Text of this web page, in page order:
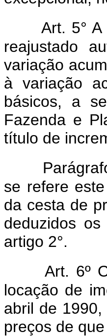
Art. 5°
reajustado
variação
à variação
básicos, a
Fazenda e
título de
se refere
da cesta de
deduzidos
artigo 2°.
Art. 6º
locação de
abril de
preços de